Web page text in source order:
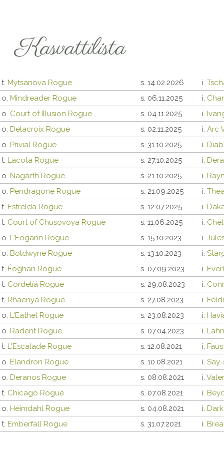
Kasvattilista
t. Mytsanova Rogue s. 14.02.2026 i.
o. Mindreader Rogue s. 06.11.2025 i.
o. Court of Illusion Rogue s. 04.11.2025 i.
o. Delacroix Rogue s. 02.11.2025 i. Arc
o. Privial Rogue s. 31.10.2025 i.
t. Lacota Rogue s. 27.10.2025 i.
o. Nagárth Rogue s. 21.10.2025 i.
o. Pendragone Rogue s. 21.09.2025 i.
t. Estrelda Rogue s. 12.07.2025 i.
t. Court of Chusovoya Rogue s. 11.06.2025 i.
o. L'Eogann Rogue s. 15.10.2023 i.
o. Boldwyne Rogue s. 13.10.2023 i.
t. Éoghan Rogue s. 07.09.2023 i.
t. Cordelíá Rogue s. 29.08.2023 i.
t. Rhaenya Rogue s. 27.08.2023 i.
o. L'Eathel Rogue s. 23.08.2023 i.
o. Radent Rogue s. 07.04.2023 i.
t. L'Escalade Rogue s. 12.08.2021 i.
o. Elandron Rogue s. 10.08.2021 i.
o. Deranos Rogue s. 08.08.2021 i.
t. Chicago Rogue s. 07.08.2021 i.
o. Héimdahl Rogue s. 04.08.2021 i.
t. Emberfall Rogue s. 31.07.2021 i.